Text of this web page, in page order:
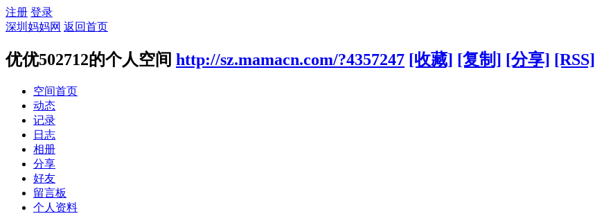
注册 登录
深圳妈妈网 返回首页
优优502712的个人空间 http://sz.mamacn.com/?4357247 [收藏] [复制] [分享] [RSS]
空间首页
动态
记录
日志
相册
分享
好友
留言板
个人资料